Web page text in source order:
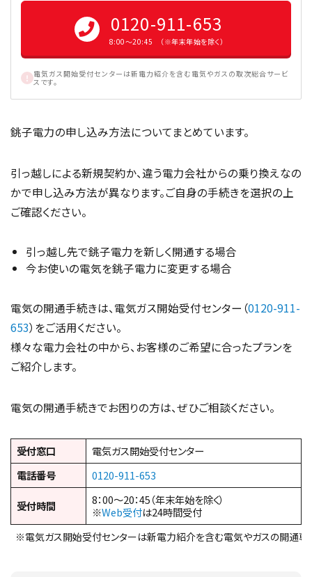
0120-911-653
8:00〜20:45 （※年末年始を除く）
電気ガス開始受付センターは新電力紹介を含む電気やガスの取次総合サービ
スです。
銚子電力の申し込み方法についてまとめています。
引っ越しによる新規契約か、違う電力会社からの乗り換えなの
かで申し込み方法が異なります。ご自身の手続きを選択の上
ご確認ください。
引っ越し先で銚子電力を新しく開通する場合
今お使いの電気を銚子電力に変更する場合
電気の開通手続きは、電気ガス開始受付センター（0120-911-
653）をご活用ください。
様々な電力会社の中から、お客様のご希望に合ったプランを
ご紹介します。
電気の開通手続きでお困りの方は、ぜひご相談ください。
受付窓口
電気ガス開始受付センター
電話番号
0120-911-653
受付時間
8：00～20：45（年末年始を除く）
※Web受付は24時間受付
※電気ガス開始受付センターは新電力紹介を含む電気やガスの開通専